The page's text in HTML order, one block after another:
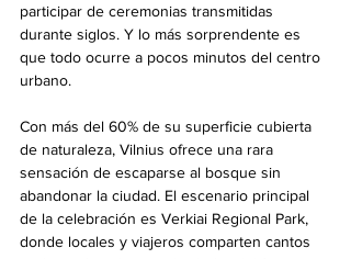
participar de ceremonias transmitidas
durante siglos. Y lo más sorprendente es
que todo ocurre a pocos minutos del centro
urbano.
Con más del 60% de su superficie cubierta
de naturaleza, Vilnius ofrece una rara
sensación de escaparse al bosque sin
abandonar la ciudad. El escenario principal
de la celebración es Verkiai Regional Park,
donde locales y viajeros comparten cantos